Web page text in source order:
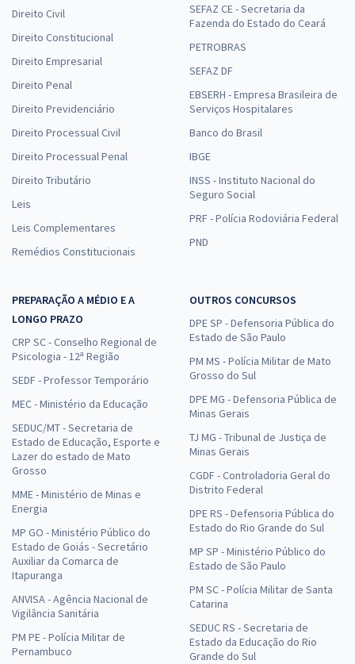
Direito Civil
Direito Constitucional
Direito Empresarial
Direito Penal
Direito Previdenciário
Direito Processual Civil
Direito Processual Penal
Direito Tributário
Leis
Leis Complementares
Remédios Constitucionais
SEFAZ CE - Secretaria da
Fazenda do Estado do Ceará
PETROBRAS
SEFAZ DF
EBSERH - Empresa Brasileira de
Serviços Hospitalares
Banco do Brasil
IBGE
INSS - Instituto Nacional do
Seguro Social
PRF - Polícia Rodoviária Federal
PND
PREPARAÇÃO A MÉDIO E A
LONGO PRAZO
CRP SC - Conselho Regional de
Psicologia - 12ª Região
SEDF - Professor Temporário
MEC - Ministério da Educação
SEDUC/MT - Secretaria de
Estado de Educação, Esporte e
Lazer do estado de Mato
Grosso
MME - Ministério de Minas e
Energia
MP GO - Ministério Público do
Estado de Goiás - Secretário
Auxiliar da Comarca de
Itapuranga
ANVISA - Agência Nacional de
Vigilância Sanitária
PM PE - Polícia Militar de
Pernambuco
OUTROS CONCURSOS
DPE SP - Defensoria Pública do
Estado de São Paulo
PM MS - Polícia Militar de Mato
Grosso do Sul
DPE MG - Defensoria Pública de
Minas Gerais
TJ MG - Tribunal de Justiça de
Minas Gerais
CGDF - Controladoria Geral do
Distrito Federal
DPE RS - Defensoria Pública do
Estado do Rio Grande do Sul
MP SP - Ministério Público do
Estado de São Paulo
PM SC - Polícia Militar de Santa
Catarina
SEDUC RS - Secretaria de
Estado da Educação do Rio
Grande do Sul